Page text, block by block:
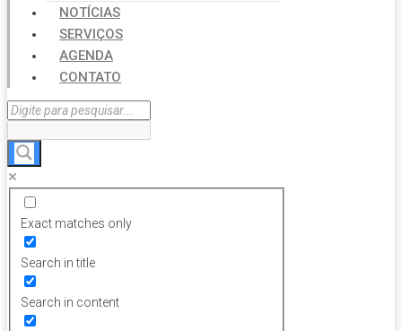
NOTÍCIAS
SERVIÇOS
AGENDA
CONTATO
Exact matches only
Search in title
Search in content